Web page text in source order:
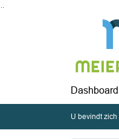
Dashboard
U bevindt zich